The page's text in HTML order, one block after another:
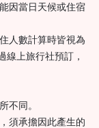
因當日天候或住宿
人數計算時皆視為
線上旅行社預訂，
不同。
須承擔因此產生的